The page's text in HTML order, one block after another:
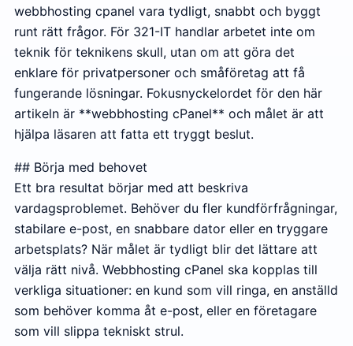
webbhosting cpanel vara tydligt, snabbt och byggt
runt rätt frågor. För 321-IT handlar arbetet inte om
teknik för teknikens skull, utan om att göra det
enklare för privatpersoner och småföretag att få
fungerande lösningar. Fokusnyckelordet för den här
artikeln är **webbhosting cPanel** och målet är att
hjälpa läsaren att fatta ett tryggt beslut.
## Börja med behovet
Ett bra resultat börjar med att beskriva
vardagsproblemet. Behöver du fler kundförfrågningar,
stabilare e-post, en snabbare dator eller en tryggare
arbetsplats? När målet är tydligt blir det lättare att
välja rätt nivå. Webbhosting cPanel ska kopplas till
verkliga situationer: en kund som vill ringa, en anställd
som behöver komma åt e-post, eller en företagare
som vill slippa tekniskt strul.